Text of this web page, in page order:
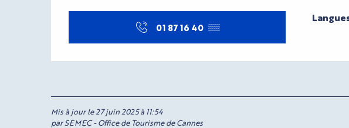
01 87 16 40 ▒▒
Mis à jour le 27 juin 2025 à 11:54
par SEMEC - Office de Tourisme de Cannes